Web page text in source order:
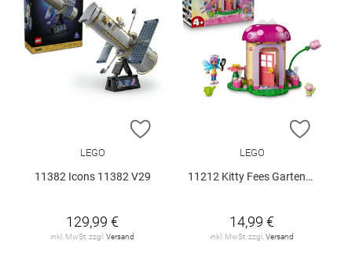
ZUR WUNSCHLISTE HINZUFÜGEN
LEGO
11382 Icons 11382 V29
129,99 €
inkl. MwSt. zzgl. Versand
ZUR
LEGO
11212 Kitty Fees Gartenhaus V29
14,99 €
inkl. MwSt. zzgl. Versand